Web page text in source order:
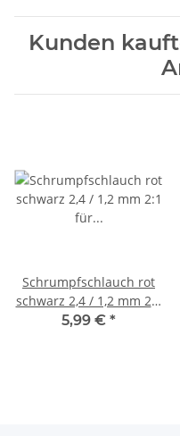
Kunden
Schrumpfschlauch rot
schwarz 2,4 / 1,2 mm 2:1
für dünne Kabel LED 2
5,99 € *